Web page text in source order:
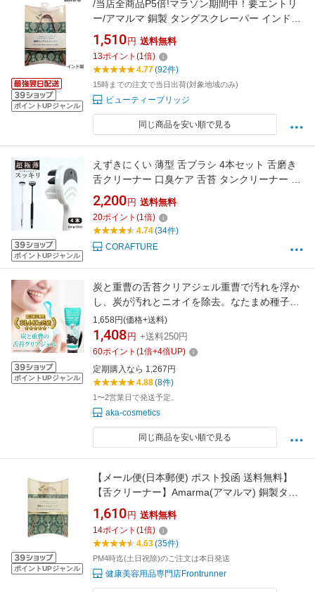
ポイントUPジャンル
/当店全商品P5倍!マラソン期間中！要エントリ
ー/アマルマ 銅製 タングスクレーパー インド製
舌みがき 舌みがき 舌ブラシ 舌クリーナー オー
ラルケア 口腔ケア 口臭予防 舌苔 (ゆうパケッ
ト送料無料)
1,510 円 送料無料
13ポイント (1倍)
4.77(92件)
15時までの注文で当日出荷(対象地域のみ)
ビューティーブリッジ
同じ商品を安い順で見る
ポイントUPジャンル
えずきにくい 薄型 舌ブラシ 4本セット 舌磨き
舌クリーナー 口臭ケア 舌苔 タンクリーナー 口
臭対策 痛くない 柔らかい ラバー ヘラ ブラシ
ホワイト ブラック モノトーン シンプル オシャ
レ オーラルケア エチケット スッキリ ケア
（Re;TAN リタン）
2,200 円 送料無料
20ポイント (1倍)
4.74(34件)
CORAFTURE
ポイントUPジャンル
炭と重曹の舌苔クリアジェル重曹で汚れを浮か
し、炭が汚れとニオイを除去。なたまめ種子と
乳酸菌が口内環境を整え吐息爽やか！ オーラル
ケア 口臭 口臭ケア 口臭対策 口臭予防 舌みがき
舌磨き 舌苔除去 歯磨き粉 ジェル ブレスケア
1,658円(価格+送料)
1,408 円 +送料250円
60ポイント (1倍+4倍UP)
定期購入なら 1,267円
4.88(8件)
1〜2営業日で発送予定。
aka-cosmetics
同じ商品を安い順で見る
ポイントUPジャンル
【メール便(日本郵便) ポスト投函 送料無料】
【舌クリーナー】Amarma(アマルマ) 銅製タン
グスクレーパー (インド製) - 舌磨き。舌みが
き。舌苔をスッキリ取り除きます【smtb-s】
1,610 円 送料無料
14ポイント (1倍)
4.63(35件)
PM4時迄(土日祝除)のご注文は本日発送
健康美容用品専門店Frontrunner